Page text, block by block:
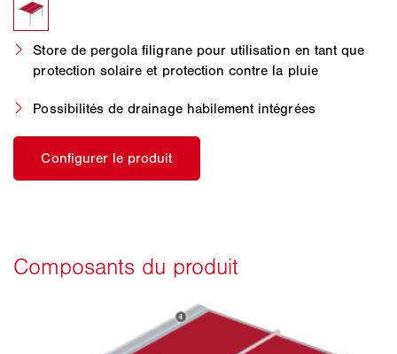
Store de pergola filigrane pour utilisation en tant que
protection solaire et protection contre la pluie
Possibilités de drainage habilement intégrées